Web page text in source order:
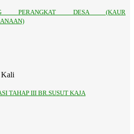
PERANGKAT DESA (KAUR
Kali
TAHAP III BR.SUSUT KAJA